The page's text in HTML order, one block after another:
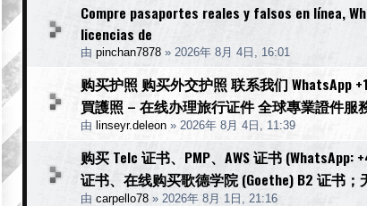
Compre pasaportes reales y falsos en línea,
licencias de
由 pinchan7878 » 2026年 8月 4日, 16:01
购买护照 购买外交护照 联系我们 WhatsApp
買護照 – 在线办理旅行证件 全球專業證件
由 linseyr.deleon » 2026年 8月 4日, 11:39
购买 Telc 证书、PMP、AWS 证书 (WhatsApp:
证书、在线购买歌德学院 (Goethe) B2 证书
由 carpello78 » 2026年 8月 1日, 21:16